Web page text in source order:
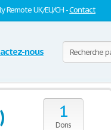
Remote UK/EU/CH -Contact
nous
1
Dons